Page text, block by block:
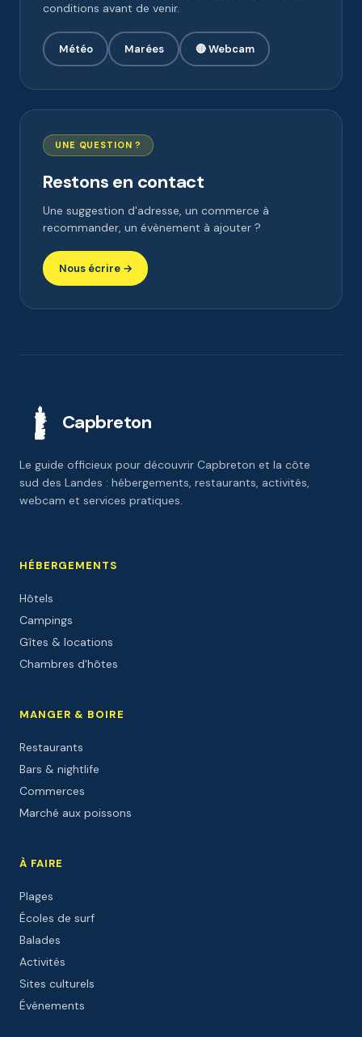
conditions avant de venir.
Météo Marées 🔴 Webcam
UNE QUESTION ?
Restons en contact
Une suggestion d'adresse, un commerce à
recommander, un évènement à ajouter ?
Nous écrire →
Capbreton
Le guide officieux pour découvrir Capbreton et la côte
sud des Landes : hébergements, restaurants, activités,
webcam et services pratiques.
HÉBERGEMENTS
Hôtels
Campings
Gîtes & locations
Chambres d'hôtes
MANGER & BOIRE
Restaurants
Bars & nightlife
Commerces
Marché aux poissons
À FAIRE
Plages
Écoles de surf
Balades
Activités
Sites culturels
Événements